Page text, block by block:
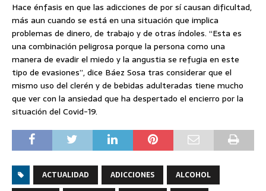
Hace énfasis en que las adicciones de por sí causan dificultad,
más aun cuando se está en una situación que implica
problemas de dinero, de trabajo y de otras índoles. “Esta es
una combinación peligrosa porque la persona como una
manera de evadir el miedo y la angustia se refugia en este
tipo de evasiones”, dice Báez Sosa tras considerar que el
mismo uso del clerén y de bebidas adulteradas tiene mucho
que ver con la ansiedad que ha despertado el encierro por la
situación del Covid-19.
ACTUALIDAD ADICCIONES
ALCOHOL